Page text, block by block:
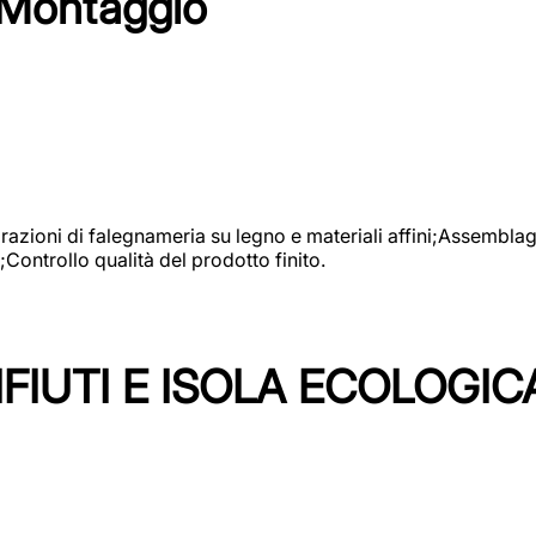
di falegnameria su legno e materiali
qualità del prodotto finito.
E ISOLA